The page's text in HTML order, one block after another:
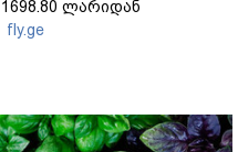
1698.80 ლარიდან
fly.ge